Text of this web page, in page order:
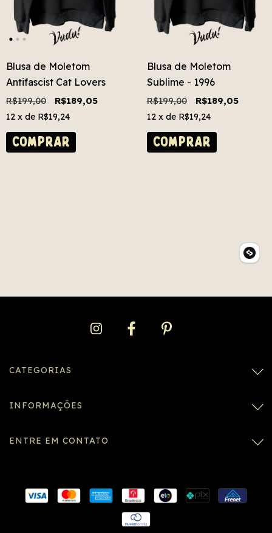
Blusa de Moletom
Antifascist Cat Lovers
R$199,00 R$189,05
12 x de R$19,24
COMPRAR
Blusa de Moletom
Sublime - 1996
R$199,00 R$189,05
12 x de R$19,24
COMPRAR
CATEGORIAS
INFORMAÇÕES
ENTRE EM CONTATO